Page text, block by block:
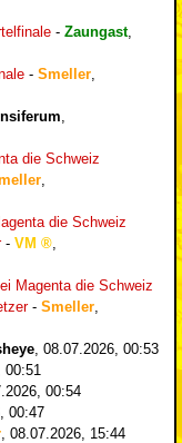
- Zaungast,
- Smeller
die Schweiz
die Schweiz
- VM
Magenta die Schweiz
- Smeller
08.07.2026, 00:53
00:54
00:47
08.07.2026, 15:44